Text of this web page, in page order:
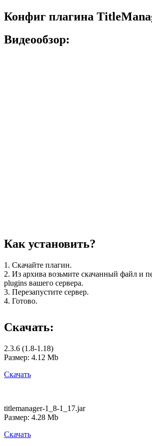
Конфиг плагина
Видеообзор:
Как установить?
1. Скачайте плагин.
2. Из архива возьмите скачанный файл и
plugins вашего сервера.
3. Перезапустите сервер.
4. Готово.
Скачать:
2.3.6 (1.8-1.18)
Размер: 4.12 Mb
Скачать
titlemanager-1_8-1_17.jar
Размер: 4.28 Mb
Скачать